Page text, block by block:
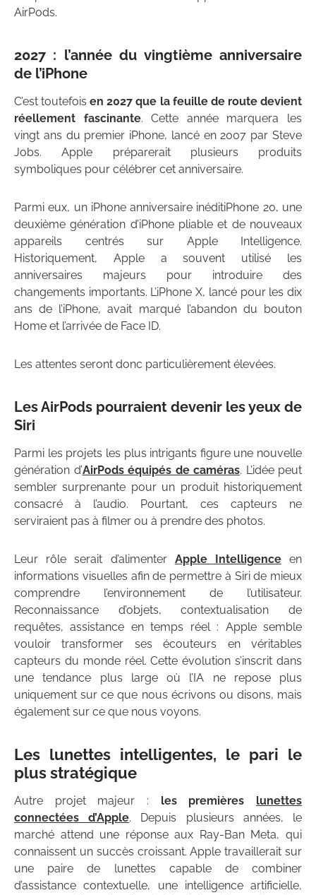
AirPods.
2027 : l’année du vingtième anniversaire
de l’iPhone
C’est toutefoisen 2027 que la feuille de route devient
réellement fascinante. Cette année marquera les
vingt ans du premier iPhone, lancé en 2007 par Steve
Jobs. Apple préparerait plusieurs produits
symboliques pour célébrer cet anniversaire.
Parmi eux, un iPhone anniversaire inéditiPhone 20, une
deuxième génération d’iPhone pliable et de nouveaux
appareils centrés sur Apple Intelligence.
Historiquement, Apple a souvent utilisé les
anniversaires majeurs pour introduire des
changements importants. L’iPhone X, lancé pour les dix
ans de l’iPhone, avait marqué l’abandon du bouton
Home et l’arrivée de Face ID.
Les attentes seront donc particulièrement élevées.
Les AirPods pourraient devenir les yeux de
Siri
Parmi les projets les plus intrigants figure une nouvelle
génération d’AirPods équipés de caméras. L’idée peut
sembler surprenante pour un produit historiquement
consacré à l’audio. Pourtant, ces capteurs ne
serviraient pas à filmer ou à prendre des photos.
Leur rôle serait d’alimenter Apple Intelligenceen
informations visuelles afin de permettre à Siri de mieux
comprendre l’environnement de l’utilisateur.
Reconnaissance d’objets, contextualisation de
requêtes, assistance en temps réel : Apple semble
vouloir transformer ses écouteurs en véritables
capteurs du monde réel. Cette évolution s’inscrit dans
une tendance plus large où l’IA ne repose plus
uniquement sur ce que nous écrivons ou disons, mais
également sur ce que nous voyons.
Les lunettes intelligentes, le pari le
plus stratégique
Autre projet majeur : les premières lunettes
connectées d’Apple. Depuis plusieurs années, le
marché attend une réponse aux Ray-Ban Meta, qui
connaissent un succès croissant. Apple travaillerait sur
une paire de lunettes capable de combiner
d’assistance contextuelle, une intelligence artificielle,